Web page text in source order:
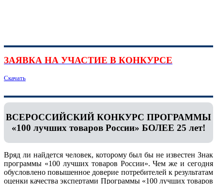
ЗАЯВКА НА УЧАСТИЕ В КОНКУРСЕ
Скачать
ВСЕРОССИЙСКИЙ КОНКУРС ПРОГРАММЫ
«100 лучших товаров России» БОЛЕЕ 25 лет!
Вряд ли найдется человек, которому был бы не известен Знак
программы «100 лучших товаров России». Чем же и сегодня
обусловлено повышенное доверие потребителей к результатам
оценки качества экспертами Программы «100 лучших товаров